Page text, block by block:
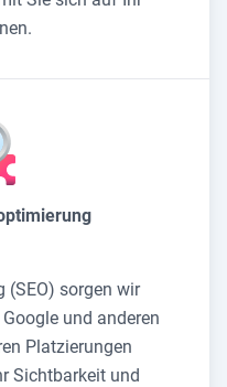
sorgen wir
und anderen
Platzierungen
Sichtbarkeit und